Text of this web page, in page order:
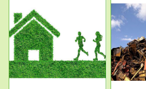
服务范围
固体危险废物处理
固体废物解释：固体废物是指人
们在生产建设、日常生活和其他